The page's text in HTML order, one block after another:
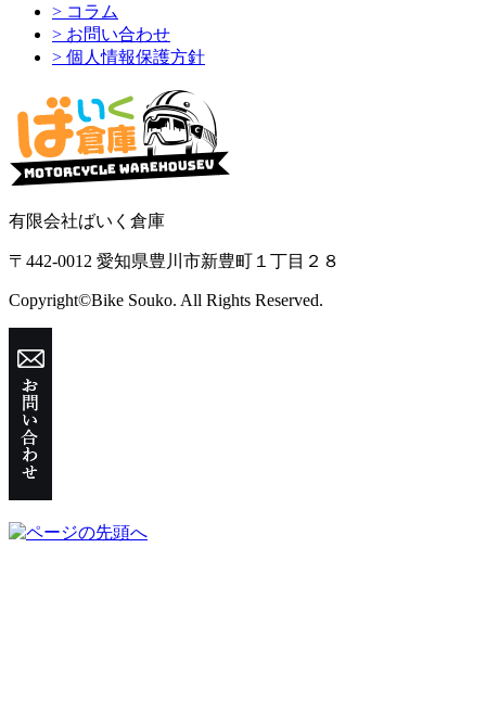
> コラム
> お問い合わせ
> 個人情報保護方針
有限会社ばいく倉庫
〒442-0012 愛知県豊川市新豊町１丁目２８
Copyright©Bike Souko. All Rights Reserved.